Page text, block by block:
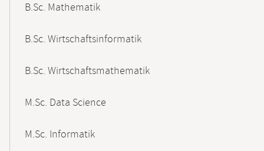
B.Sc. Mathematik
B.Sc. Wirtschaftsinformatik
B.Sc. Wirtschaftsmathematik
M.Sc. Data Science
M.Sc. Informatik